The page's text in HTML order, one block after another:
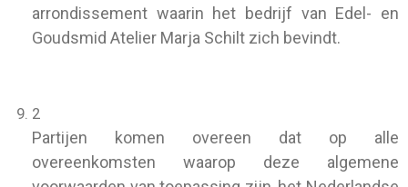
arrondissement waarin het bedrijf van Edel- en
Goudsmid Atelier Marja Schilt zich bevindt.
2
Partijen komen overeen dat op alle
overeenkomsten waarop deze algemene